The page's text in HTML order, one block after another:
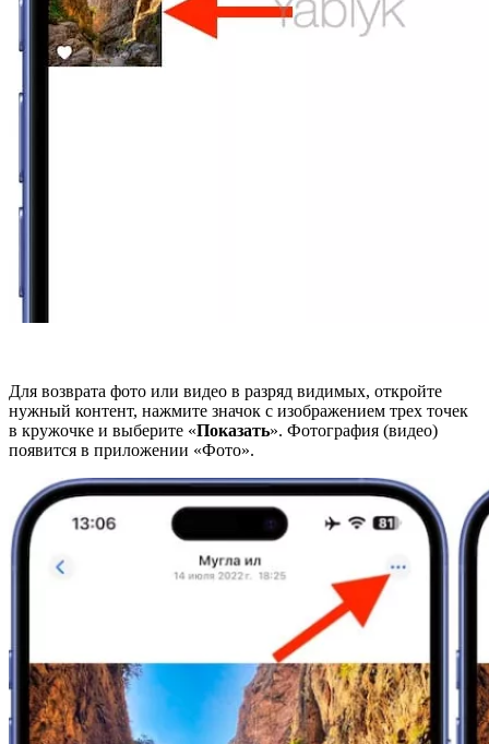
Для возврата фото или видео в разряд видимых, откройте
нужный контент, нажмите значок с изображением трех точек
в кружочке и выберите «Показать». Фотография (видео)
появится в приложении «Фото».